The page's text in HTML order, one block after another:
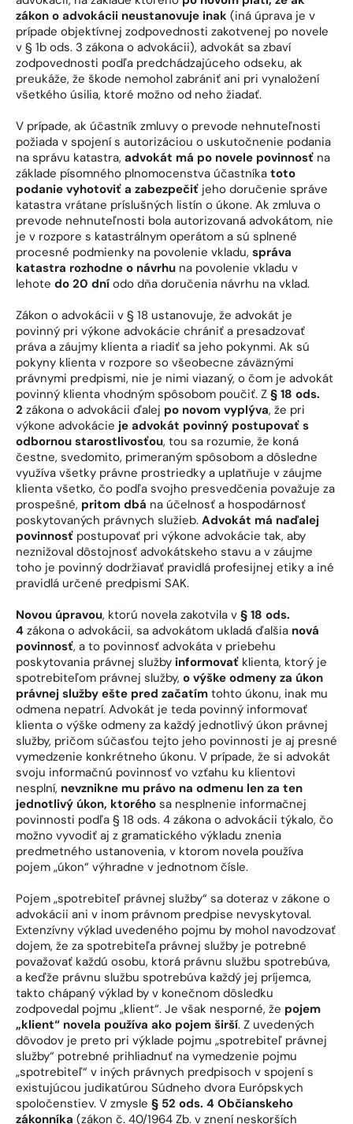
zákon o advokácii neustanovuje inak (iná úprava je v
prípade objektívnej zodpovednosti zakotvenej po novele
v § 1b ods. 3 zákona o advokácii), advokát sa zbaví
zodpovednosti podľa predchádzajúceho odseku, ak
preukáže, že škode nemohol zabrániť ani pri vynaložení
všetkého úsilia, ktoré možno od neho žiadať.
V prípade, ak účastník zmluvy o prevode nehnuteľnosti
požiada v spojení s autorizáciou o uskutočnenie podania
na správu katastra, advokát má po novele povinnosť na
základe písomného plnomocenstva účastníka toto
podanie vyhotoviť a zabezpečiť jeho doručenie správe
katastra vrátane príslušných listín o úkone. Ak zmluva o
prevode nehnuteľnosti bola autorizovaná advokátom, nie
je v rozpore s katastrálnym operátom a sú splnené
procesné podmienky na povolenie vkladu, správa
katastra rozhodne o návrhu na povolenie vkladu v
lehote do 20 dní odo dňa doručenia návrhu na vklad.
Zákon o advokácii v § 18 ustanovuje, že advokát je
povinný pri výkone advokácie chrániť a presadzovať
práva a záujmy klienta a riadiť sa jeho pokynmi. Ak sú
pokyny klienta v rozpore so všeobecne záväznými
právnymi predpismi, nie je nimi viazaný, o čom je advokát
povinný klienta vhodným spôsobom poučiť. Z § 18 ods.
2 zákona o advokácii ďalej po novom vyplýva, že pri
výkone advokácie je advokát povinný postupovať s
odbornou starostlivosťou, tou sa rozumie, že koná
čestne, svedomito, primeraným spôsobom a dôsledne
využíva všetky právne prostriedky a uplatňuje v záujme
klienta všetko, čo podľa svojho presvedčenia považuje za
prospešné, pritom dbá na účelnosť a hospodárnosť
poskytovaných právnych služieb. Advokát má naďalej
povinnosť postupovať pri výkone advokácie tak, aby
neznižoval dôstojnosť advokátskeho stavu a v záujme
toho je povinný dodržiavať pravidlá profesijnej etiky a iné
pravidlá určené predpismi SAK.
Novou úpravou, ktorú novela zakotvila v § 18 ods.
4 zákona o advokácii, sa advokátom ukladá ďalšia nová
povinnosť, a to povinnosť advokáta v priebehu
poskytovania právnej služby informovať klienta, ktorý je
spotrebiteľom právnej služby, o výške odmeny za úkon
právnej služby ešte pred začatím tohto úkonu, inak mu
odmena nepatrí. Advokát je teda povinný informovať
klienta o výške odmeny za každý jednotlivý úkon právnej
služby, pričom súčasťou tejto jeho povinnosti je aj presné
vymedzenie konkrétneho úkonu. V prípade, že si advokát
svoju informačnú povinnosť vo vzťahu ku klientovi
nesplní, nevznikne mu právo na odmenu len za ten
jednotlivý úkon, ktorého sa nesplnenie informačnej
povinnosti podľa § 18 ods. 4 zákona o advokácii týkalo, čo
možno vyvodiť aj z gramatického výkladu znenia
predmetného ustanovenia, v ktorom novela používa
pojem „úkon“ výhradne v jednotnom čísle.
Pojem „spotrebiteľ právnej služby“ sa doteraz v zákone o
advokácii ani v inom právnom predpise nevyskytoval.
Extenzívny výklad uvedeného pojmu by mohol navodzovať
dojem, že za spotrebiteľa právnej služby je potrebné
považovať každú osobu, ktorá právnu službu spotrebúva,
a keďže právnu službu spotrebúva každý jej príjemca,
takto chápaný výklad by v konečnom dôsledku
zodpovedal pojmu „klient“. Je však nesporné, že pojem
„klient“ novela používa ako pojem širší. Z uvedených
dôvodov je preto pri výklade pojmu „spotrebiteľ právnej
služby“ potrebné prihliadnuť na vymedzenie pojmu
„spotrebiteľ“ v iných právnych predpisoch v spojení s
existujúcou judikatúrou Súdneho dvora Európskych
spoločenstiev. V zmysle § 52 ods. 4 Občianskeho
zákonníka (zákon č. 40/1964 Zb. v znení neskorších